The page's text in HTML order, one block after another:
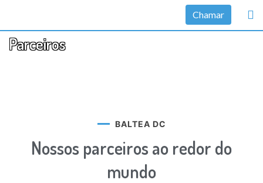
Chamar
Parceiros
BALTEA DC
Nossos parceiros ao redor do
mundo